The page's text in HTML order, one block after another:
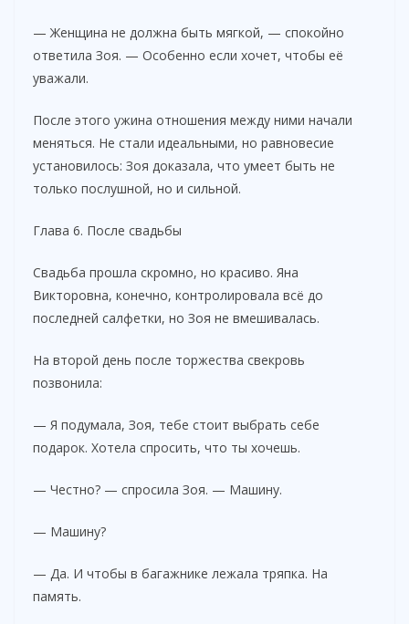
— Женщина не должна быть мягкой, — спокойно
ответила Зоя. — Особенно если хочет, чтобы её
уважали.
После этого ужина отношения между ними начали
меняться. Не стали идеальными, но равновесие
установилось: Зоя доказала, что умеет быть не
только послушной, но и сильной.
Глава 6. После свадьбы
Свадьба прошла скромно, но красиво. Яна
Викторовна, конечно, контролировала всё до
последней салфетки, но Зоя не вмешивалась.
На второй день после торжества свекровь
позвонила:
— Я подумала, Зоя, тебе стоит выбрать себе
подарок. Хотела спросить, что ты хочешь.
— Честно? — спросила Зоя. — Машину.
— Машину?
— Да. И чтобы в багажнике лежала тряпка. На
память.